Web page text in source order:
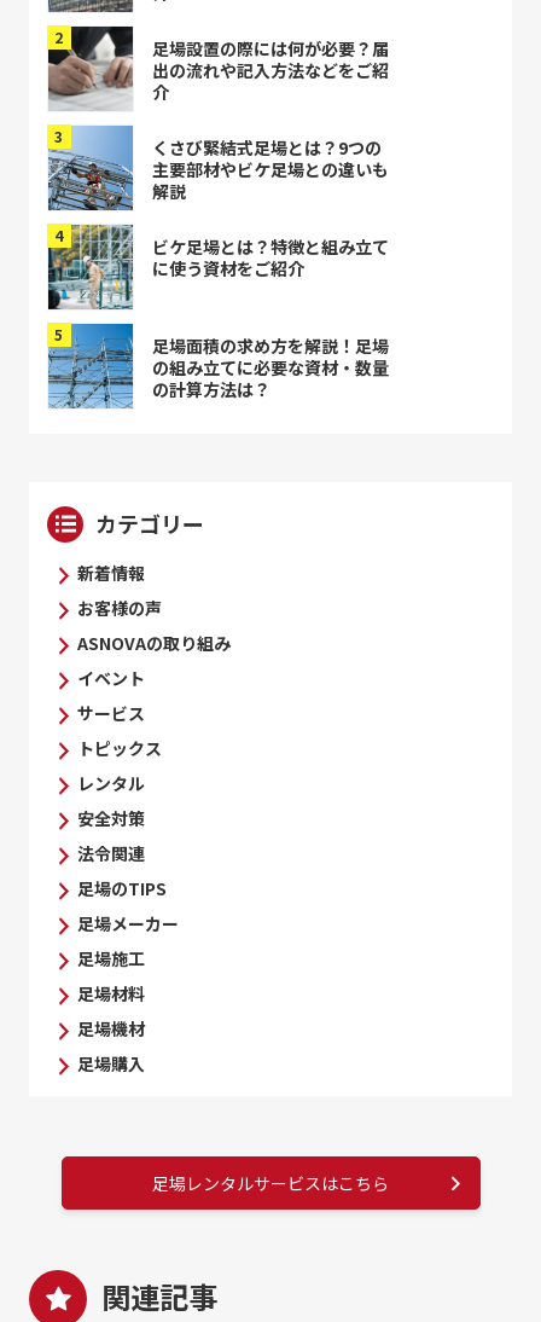
足場設置の際には何が必要？届
出の流れや記入方法などをご紹
介
くさび緊結式足場とは？9つの
主要部材やビケ足場との違いも
解説
ビケ足場とは？特徴と組み立て
に使う資材をご紹介
足場面積の求め方を解説！足場
の組み立てに必要な資材・数量
の計算方法は？
カテゴリー
新着情報
お客様の声
ASNOVAの取り組み
イベント
サービス
トピックス
レンタル
安全対策
法令関連
足場のTIPS
足場メーカー
足場施工
足場材料
足場機材
足場購入
足場レンタルサービスはこちら
関連記事